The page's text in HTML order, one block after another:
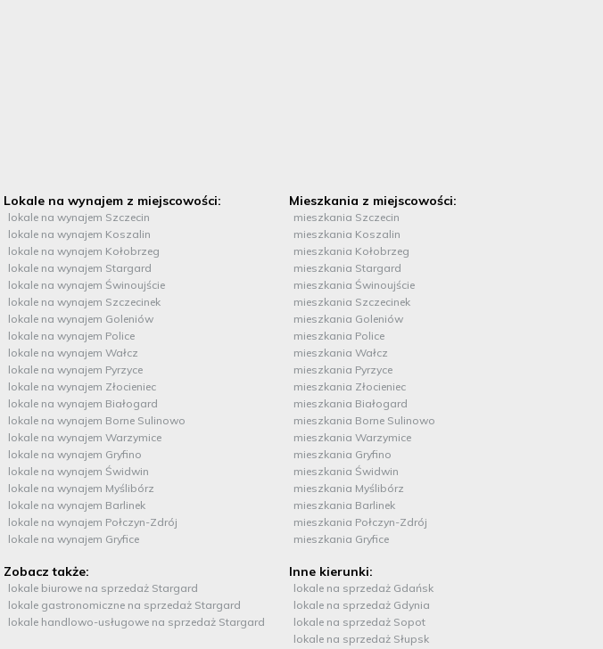
Lokale na wynajem z miejscowości:
lokale na wynajem Szczecin
lokale na wynajem Koszalin
lokale na wynajem Kołobrzeg
lokale na wynajem Stargard
lokale na wynajem Świnoujście
lokale na wynajem Szczecinek
lokale na wynajem Goleniów
lokale na wynajem Police
lokale na wynajem Wałcz
lokale na wynajem Pyrzyce
lokale na wynajem Złocieniec
lokale na wynajem Białogard
lokale na wynajem Borne Sulinowo
lokale na wynajem Warzymice
lokale na wynajem Gryfino
lokale na wynajem Świdwin
lokale na wynajem Myślibórz
lokale na wynajem Barlinek
lokale na wynajem Połczyn-Zdrój
lokale na wynajem Gryfice
Zobacz także:
lokale biurowe na sprzedaż Stargard
lokale gastronomiczne na sprzedaż Stargard
lokale handlowo-usługowe na sprzedaż Stargard
Mieszkania z miejscowości:
mieszkania Szczecin
mieszkania Koszalin
mieszkania Kołobrzeg
mieszkania Stargard
mieszkania Świnoujście
mieszkania Szczecinek
mieszkania Goleniów
mieszkania Police
mieszkania Wałcz
mieszkania Pyrzyce
mieszkania Złocieniec
mieszkania Białogard
mieszkania Borne Sulinowo
mieszkania Warzymice
mieszkania Gryfino
mieszkania Świdwin
mieszkania Myślibórz
mieszkania Barlinek
mieszkania Połczyn-Zdrój
mieszkania Gryfice
Inne kierunki:
lokale na sprzedaż Gdańsk
lokale na sprzedaż Gdynia
lokale na sprzedaż Sopot
lokale na sprzedaż Słupsk